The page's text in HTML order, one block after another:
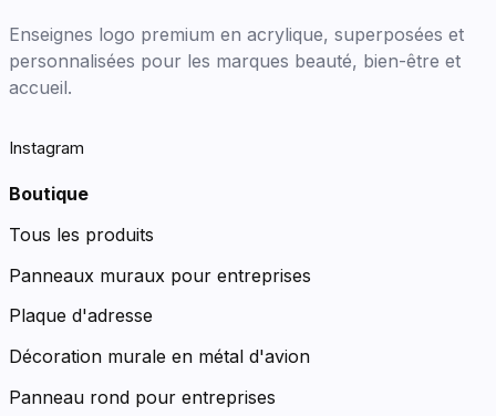
Enseignes logo premium en acrylique, superposées et
personnalisées pour les marques beauté, bien-être et
accueil.
Instagram
Boutique
Tous les produits
Panneaux muraux pour entreprises
Plaque d'adresse
Décoration murale en métal d'avion
Panneau rond pour entreprises